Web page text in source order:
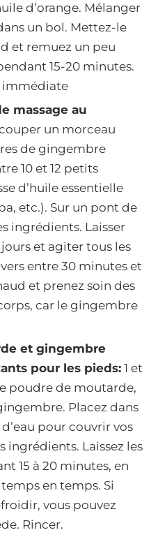
d’orange. Mélanger
un bol. Mettez-le
et remuez un peu
15-20 minutes.
immédiate
massage au
un morceau
de gingembre
10 et 12 petits
d’huile essentielle
etc.). Sur un pont de
ingrédients. Laisser
et agiter tous les
entre 30 minutes et
et prenez soin des
car le gingembre
et gingembre
pour les pieds:1 et
poudre de moutarde,
Placez dans
pour couvrir vos
ingrédients. Laissez les
15 à 20 minutes, en
en temps. Si
vous pouvez
Rincer.